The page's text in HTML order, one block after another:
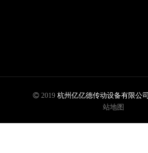
 2019 杭州亿亿德传动设备有限公司
站地图